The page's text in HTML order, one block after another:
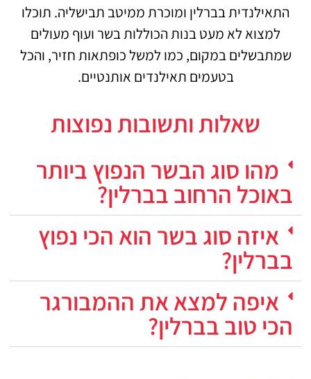
התאילנדית בברלין ומוכרת ממיטב תבישליה. תוכלו
למצוא לא מעט בנות הכוללות בשר ועוף מעולים
שמתבשלים במקום, כמו למשל כופתאות חזיר, והכל
בטעמים תאילנדים אותנטיים.
שאלות ותשובות נפוצות
מהו סוג הבשר הנפוץ ביותר
באוכל הרחוב בברלין?
איזה סוג בשר הוא הכי נפוץ
בברלין?
איפה למצא את ההמבורגר
הכי טוב בברלין?